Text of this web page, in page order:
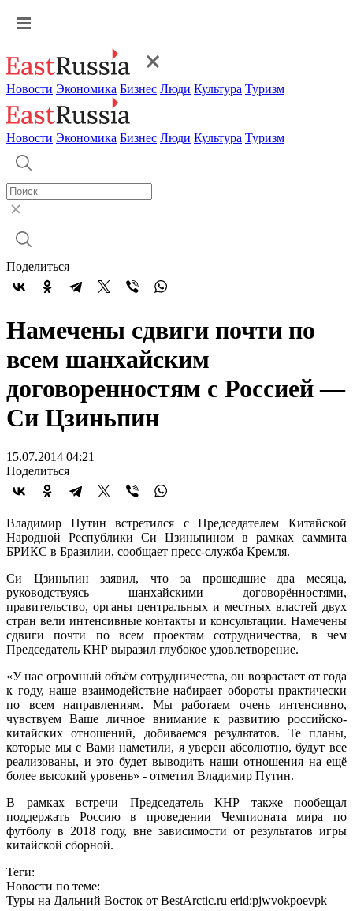
Новости Экономика Бизнес Люди Культура Туризм
Новости Экономика Бизнес Люди Культура Туризм
Поделиться
Намечены сдвиги почти по
всем шанхайским
договоренностям с Россией —
Си Цзиньпин
15.07.2014 04:21
Поделиться
Владимир Путин встретился с Председателем Китайской
Народной Республики Си Цзиньпином в рамках саммита
БРИКС в Бразилии, сообщает пресс-служба Кремля.
Си Цзиньпин заявил, что за прошедшие два месяца,
руководствуясь шанхайскими договорённостями,
правительство, органы центральных и местных властей двух
стран вели интенсивные контакты и консультации. Намечены
сдвиги почти по всем проектам сотрудничества, в чем
Председатель КНР выразил глубокое удовлетворение.
«У нас огромный объём сотрудничества, он возрастает от года
к году, наше взаимодействие набирает обороты практически
по всем направлениям. Мы работаем очень интенсивно,
чувствуем Ваше личное внимание к развитию российско-
китайских отношений, добиваемся результатов. Те планы,
которые мы с Вами наметили, я уверен абсолютно, будут все
реализованы, и это будет выводить наши отношения на ещё
более высокий уровень» - отметил Владимир Путин.
В рамках встречи Председатель КНР также пообещал
поддержать Россию в проведении Чемпионата мира по
футболу в 2018 году, вне зависимости от результатов игры
китайской сборной.
Теги:
Новости по теме:
Туры на Дальний Восток от BestArctic.ru erid:pjwvokpoevpk